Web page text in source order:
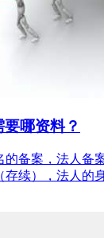
哪资料？
的备案，法人备
存续），法人的